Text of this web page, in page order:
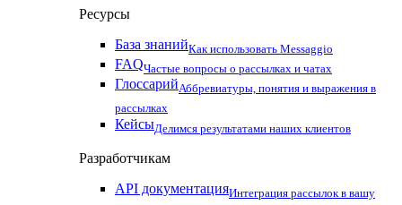
Ресурсы
База знанийКак использовать Messaggio
FAQЧастые вопросы о рассылках и чатах
ГлоссарийАббревиатуры, понятия и выражения в
рассылках
КейсыДелимся результатами наших клиентов
Разработчикам
API документацияИнтеграция рассылок в вашу